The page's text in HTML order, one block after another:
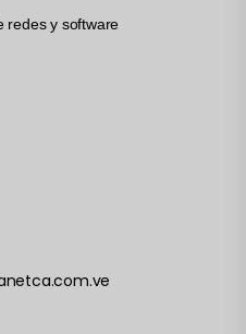
redes y software